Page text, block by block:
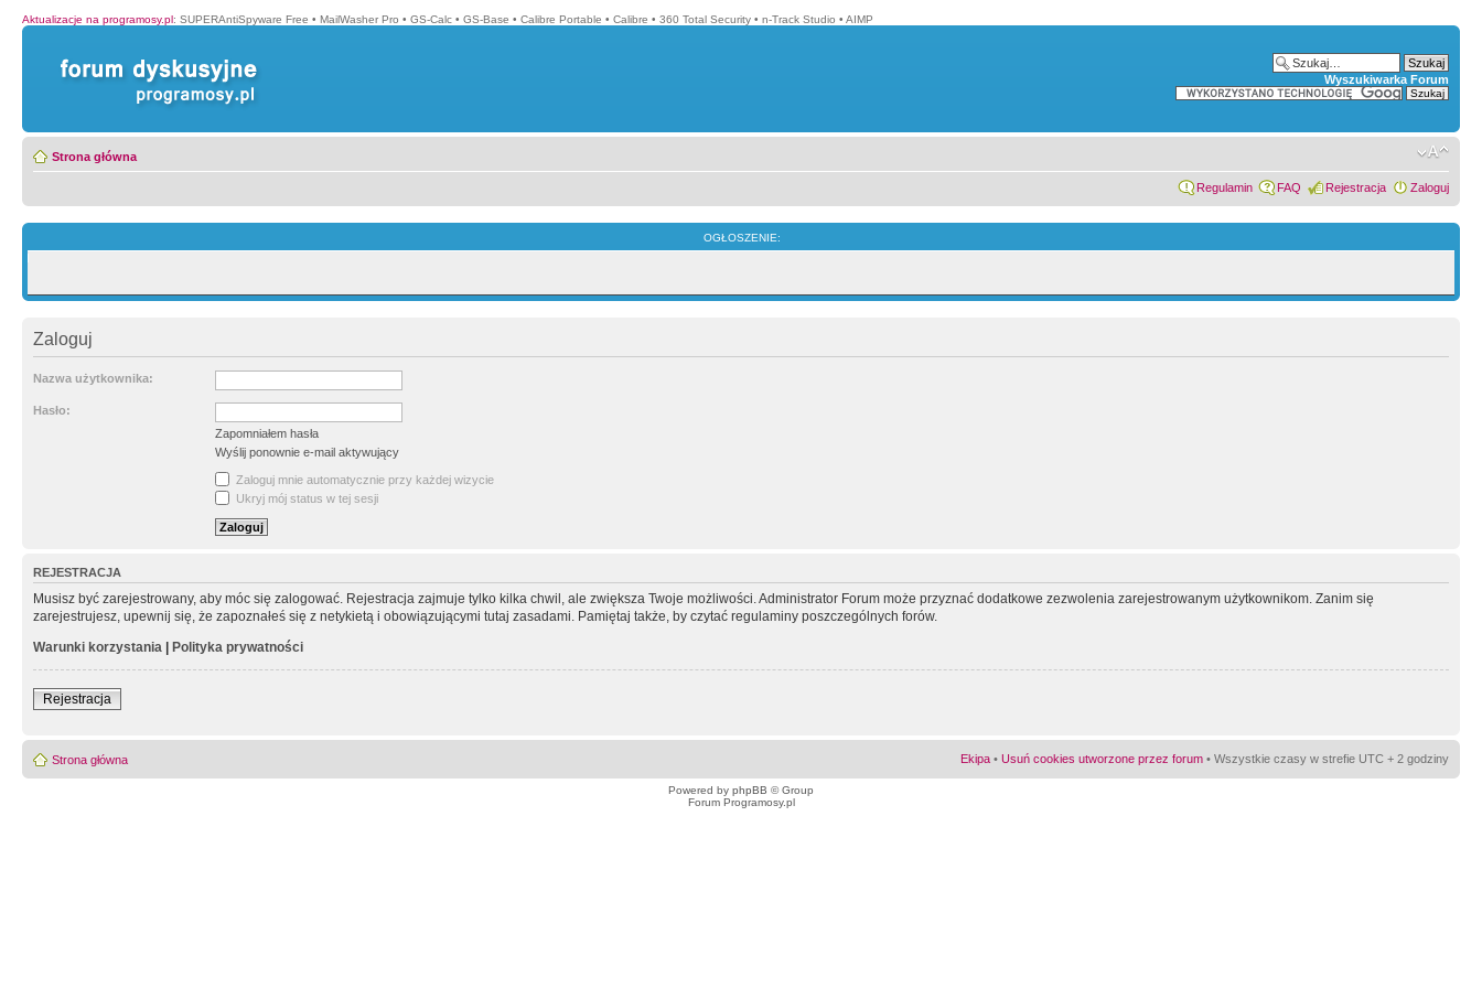
Aktualizacje na programosy.pl: SUPERAntiSpyware Free • MailWasher Pro • GS-Calc • GS-Base • Calibre Portable • Calibre • 360 Total Security • n-Track Studio • AIMP
Wyszukiwarka Forum
Strona główna
Regulamin FAQ Rejestracja Zaloguj
OGŁOSZENIE:
Zaloguj
Nazwa użytkownika:
Hasło:
Zapomniałem hasła
Wyślij ponownie e-mail aktywujący
Zaloguj mnie automatycznie przy każdej wizycie
Ukryj mój status w tej sesji
REJESTRACJA
Musisz być zarejestrowany, aby móc się zalogować. Rejestracja zajmuje tylko kilka chwil, ale zwiększa Twoje możliwości. Administrator Forum może przyznać dodatkowe zezwolenia zarejestrowanym użytkownikom. Zanim się
zarejestrujesz, upewnij się, że zapoznałeś się z netykietą i obowiązującymi tutaj zasadami. Pamiętaj także, by czytać regulaminy poszczególnych forów.
Warunki korzystania | Polityka prywatności
Rejestracja
Strona główna Ekipa • Usuń cookies utworzone przez forum • Wszystkie czasy w strefie UTC + 2 godziny
Powered by phpBB © Group
Forum Programosy.pl